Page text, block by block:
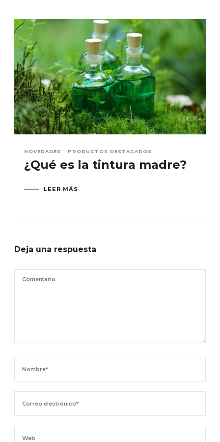
NOVEDADES PRODUCTOS DESTACADOS
¿Qué es la tintura madre?
LEER MÁS
Deja una respuesta